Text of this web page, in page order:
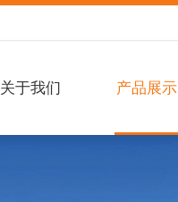
关于我们 产品展示